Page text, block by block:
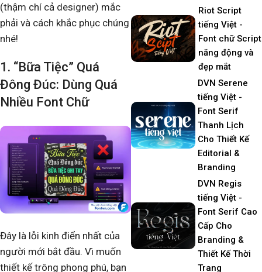
(thậm chí cả designer) mắc
phải và cách khắc phục chúng
nhé!
1. “Bữa Tiệc” Quá
Đông Đúc: Dùng Quá
Nhiều Font Chữ
Đây là lỗi kinh điển nhất của
người mới bắt đầu. Vì muốn
thiết kế trông phong phú, bạn
Riot Script
tiếng Việt -
Font chữ Script
năng động và
đẹp mắt
DVN Serene
tiếng Việt -
Font Serif
Thanh Lịch
Cho Thiết Kế
Editorial &
Branding
DVN Regis
tiếng Việt -
Font Serif Cao
Cấp Cho
Branding &
Thiết Kế Thời
Trang